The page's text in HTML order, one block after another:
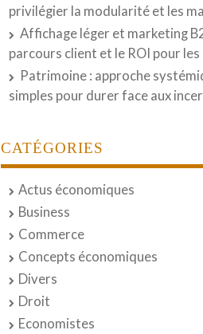
privilégier la modularité et les
Affichage léger et marketing
parcours client et le ROI pour
Patrimoine : approche
simples pour durer face aux
CATÉGORIES
Actus économiques
Business
Commerce
Concepts économiques
Divers
Droit
Economistes